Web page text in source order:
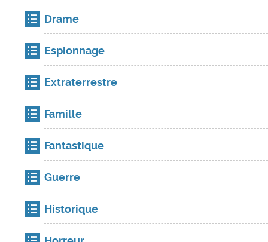
Drame
Espionnage
Extraterrestre
Famille
Fantastique
Guerre
Historique